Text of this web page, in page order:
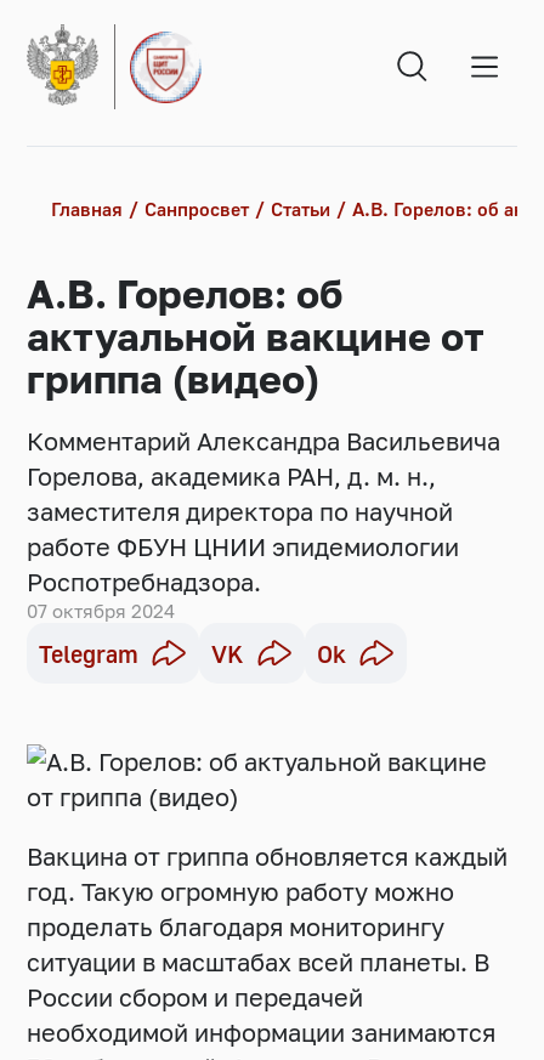
Главная Санпросвет Статьи А.В. Горелов: об
А.В. Горелов: об
актуальной вакцине от
гриппа (видео)
Комментарий Александра Васильевича
Горелова, академика РАН, д. м. н.,
заместителя директора по научной
работе ФБУН ЦНИИ эпидемиологии
Роспотребнадзора.
07 октября 2024
Telegram VK Ok
Вакцина от гриппа обновляется каждый
год. Такую огромную работу можно
проделать благодаря мониторингу
ситуации в масштабах всей планеты. В
России сбором и передачей
необходимой информации занимаются